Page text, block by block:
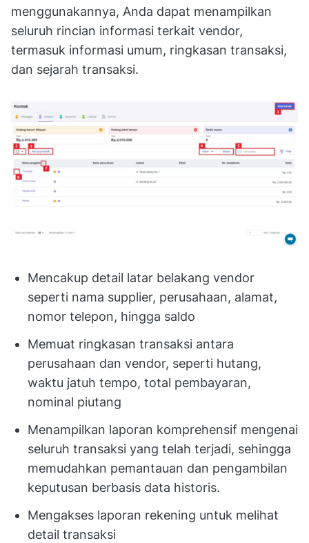
menggunakannya, Anda dapat menampilkan
seluruh rincian informasi terkait vendor,
termasuk informasi umum, ringkasan transaksi,
dan sejarah transaksi.
Mencakup detail latar belakang vendor
seperti nama supplier, perusahaan, alamat,
nomor telepon, hingga saldo
Memuat ringkasan transaksi antara
perusahaan dan vendor, seperti hutang,
waktu jatuh tempo, total pembayaran,
nominal piutang
Menampilkan laporan komprehensif mengenai
seluruh transaksi yang telah terjadi, sehingga
memudahkan pemantauan dan pengambilan
keputusan berbasis data historis.
Mengakses laporan rekening untuk melihat
detail transaksi